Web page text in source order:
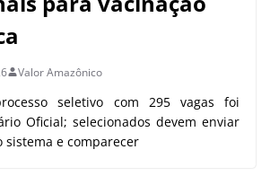
Valor Amazônico
seletivo com 295 vagas foi
Oficial; selecionados devem enviar
sistema e comparecer